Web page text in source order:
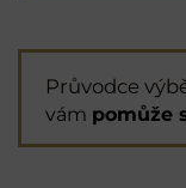
Průvodce
vám pomůže